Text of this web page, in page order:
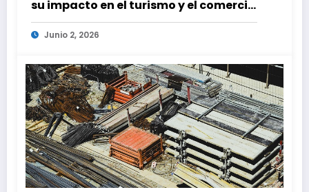
su impacto en el turismo y el comercio
global
Junio 2, 2026